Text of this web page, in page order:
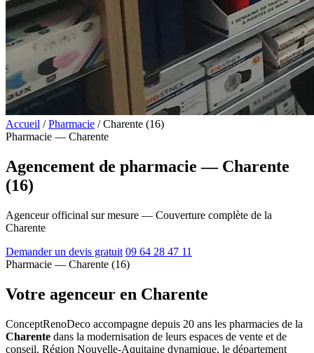
Accueil / Pharmacie / Charente (16)
Pharmacie — Charente
Agencement de pharmacie — Charente
(16)
Agenceur officinal sur mesure — Couverture complète de la
Charente
Demander un devis gratuit 09 64 28 47 11
Pharmacie — Charente (16)
Votre agenceur en Charente
ConceptRenoDeco accompagne depuis 20 ans les pharmacies de la
Charente dans la modernisation de leurs espaces de vente et de
conseil. Région Nouvelle-Aquitaine dynamique, le département